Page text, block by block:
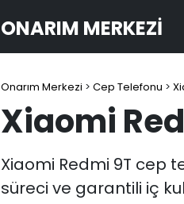
ONARIM MERKEZI
Onarım Merkezi > Cep Telefonu >
Xiaomi
Xiaomi Redmi 9T cep
süreci ve garantili iç